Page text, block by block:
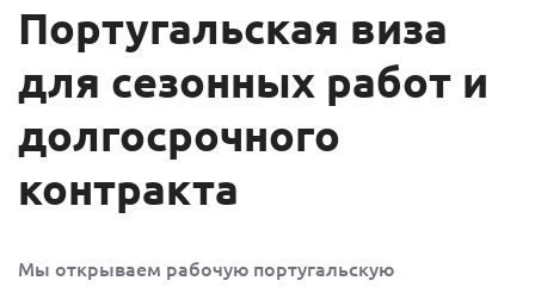
Португальская виза
для сезонных работ и
долгосрочного
контракта
Мы открываем рабочую португальскую